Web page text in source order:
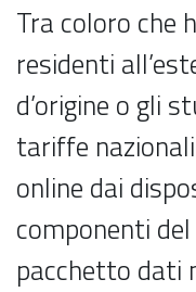
Tra coloro che
residenti
d’origine o gli
tariffe
online dai
componenti
pacchetto dati